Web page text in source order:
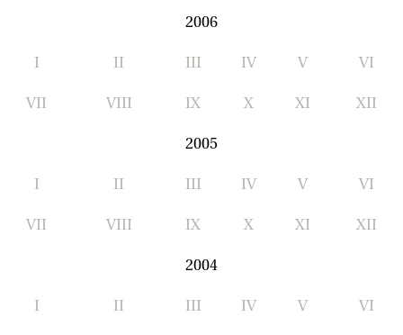
2006
I II III IV V VI
VII VIII IX X XI XII
2005
I II III IV V VI
VII VIII IX X XI XII
2004
I II III IV V VI